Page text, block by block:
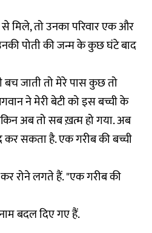
मिले, तो उनका परिवार एक और
पोती की जन्म के कुछ घंटे बाद
जाती तो मेरे पास कुछ तो
ने मेरी बेटी को इस बच्ची के
अब तो सब ख़त्म हो गया. अब
कर सकता है. एक गरीब की बच्ची
रोने लगते हैं. "एक गरीब की
बदल दिए गए हैं.